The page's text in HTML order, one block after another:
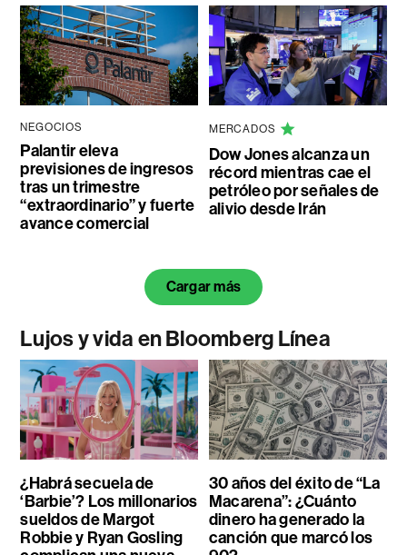
NEGOCIOS
Palantir eleva
previsiones de ingresos
tras un trimestre
“extraordinario” y fuerte
avance comercial
MERCADOS
Dow Jones alcanza un
récord mientras cae el
petróleo por señales de
alivio desde Irán
Cargar más
Lujos y vida en Bloomberg Línea
¿Habrá secuela de
‘Barbie’? Los millonarios
sueldos de Margot
Robbie y Ryan Gosling
30 años del éxito de “La
Macarena”: ¿Cuánto
dinero ha generado la
canción que marcó los